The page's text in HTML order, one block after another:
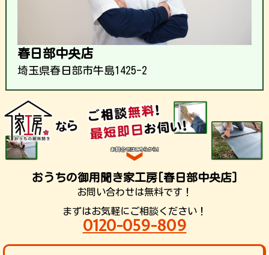
春日部中央店
埼玉県春日部市牛島1425-2
おうちの御用聞き家工房[春日部中央店]
お問い合わせは無料です！
まずはお気軽にご相談ください！
0120-059-809